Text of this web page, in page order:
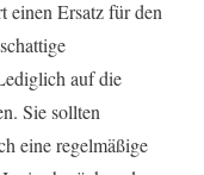
einen Ersatz für den
auf die
Sie sollten
eine regelmäßige